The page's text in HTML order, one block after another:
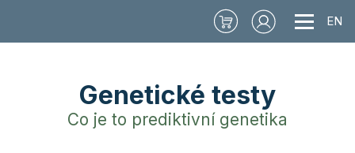
EN
Genetické testy
Co je to prediktivní genetika